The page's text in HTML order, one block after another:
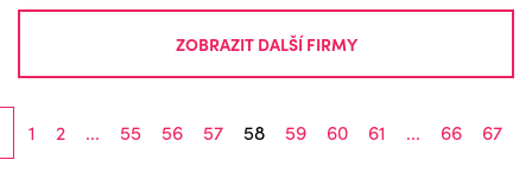
ZOBRAZIT DALŠÍ FIRMY
1 2 ... 55 56 57 58 59 60 61 ... 66 67